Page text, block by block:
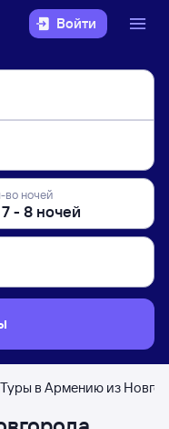
Войти
во ночей
Туры в Армению из